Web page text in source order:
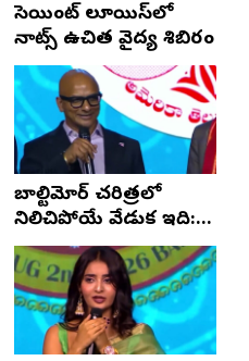
సెయింట్ లూయిస్‌లో
నాట్స్ ఉచిత వైద్య శిబిరం
బాల్టిమోర్ చరిత్రలో
నిలిచిపోయే వేడుక ఇది:
శ్రీధర్ బానాల